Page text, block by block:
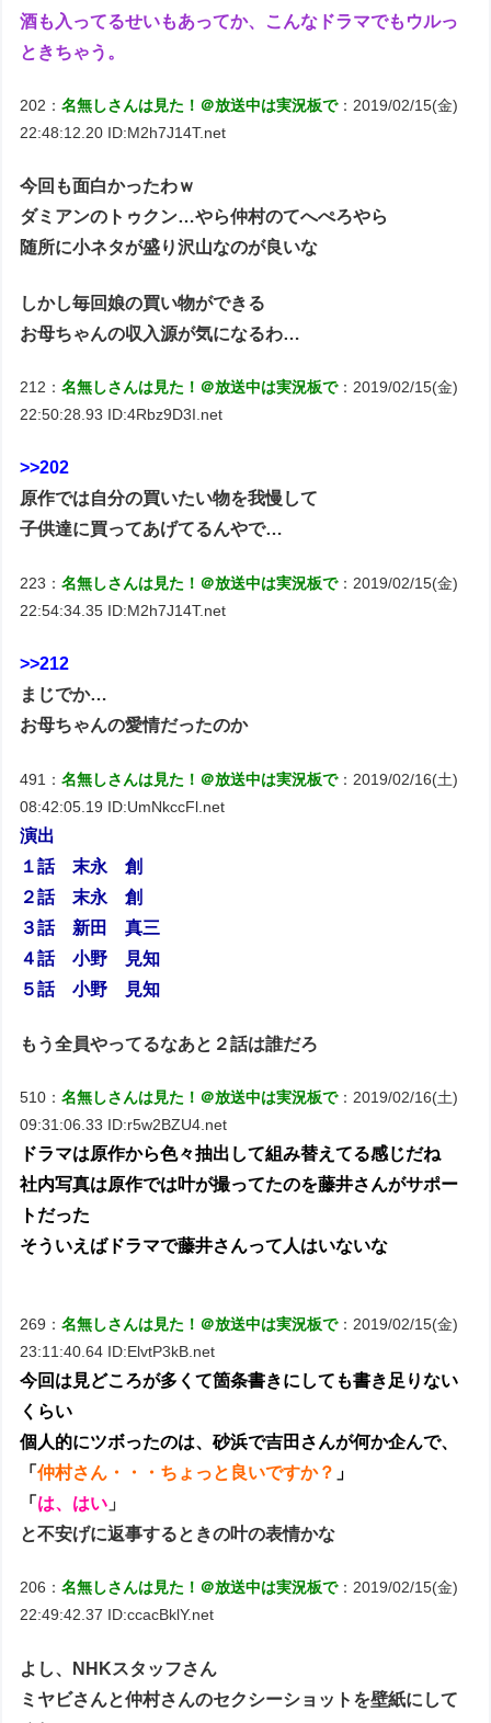
酒も入ってるせいもあってか、こんなドラマでもウルっ
ときちゃう。
202：名無しさんは見た！＠放送中は実況板で：2019/02/15(金)
22:48:12.20 ID:M2h7J14T.net
今回も面白かったわｗ
ダミアンのトゥクン…やら仲村のてへぺろやら
随所に小ネタが盛り沢山なのが良いな
しかし毎回娘の買い物ができる
お母ちゃんの収入源が気になるわ…
212：名無しさんは見た！＠放送中は実況板で：2019/02/15(金)
22:50:28.93 ID:4Rbz9D3I.net
>>202
原作では自分の買いたい物を我慢して
子供達に買ってあげてるんやで…
223：名無しさんは見た！＠放送中は実況板で：2019/02/15(金)
22:54:34.35 ID:M2h7J14T.net
>>212
まじでか…
お母ちゃんの愛情だったのか
491：名無しさんは見た！＠放送中は実況板で：2019/02/16(土)
08:42:05.19 ID:UmNkccFl.net
演出
１話 末永 創
２話 末永 創
３話 新田 真三
４話 小野 見知
５話 小野 見知
もう全員やってるなあと２話は誰だろ
510：名無しさんは見た！＠放送中は実況板で：2019/02/16(土)
09:31:06.33 ID:r5w2BZU4.net
ドラマは原作から色々抽出して組み替えてる感じだね
社内写真は原作では叶が撮ってたのを藤井さんがサポー
トだった
そういえばドラマで藤井さんって人はいないな
269：名無しさんは見た！＠放送中は実況板で：2019/02/15(金)
23:11:40.64 ID:ElvtP3kB.net
今回は見どころが多くて箇条書きにしても書き足りない
くらい
個人的にツボったのは、砂浜で吉田さんが何か企んで、
「仲村さん・・・ちょっと良いですか？ 」
「 は、はい 」
と不安げに返事するときの叶の表情かな
206：名無しさんは見た！＠放送中は実況板で：2019/02/15(金)
22:49:42.37 ID:ccacBklY.net
よし、NHKスタッフさん
ミヤビさんと仲村さんのセクシーショットを壁紙にして